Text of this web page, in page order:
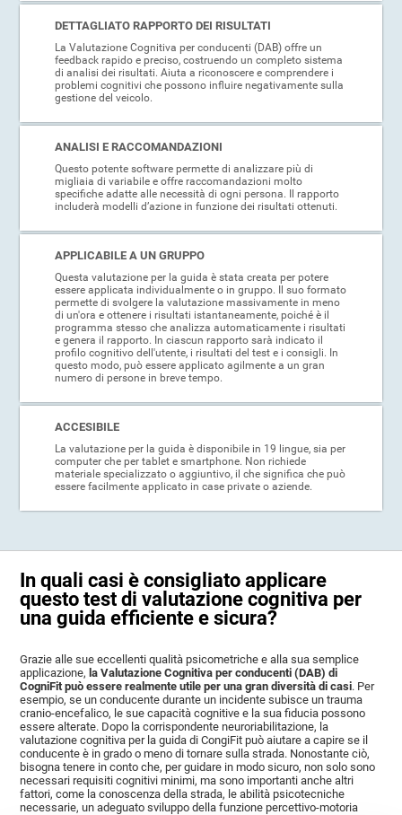
DETTAGLIATO RAPPORTO DEI RISULTATI
La Valutazione Cognitiva per conducenti (DAB) offre un
feedback rapido e preciso, costruendo un completo sistema
di analisi dei risultati. Aiuta a riconoscere e comprendere i
problemi cognitivi che possono influire negativamente sulla
gestione del veicolo.
ANALISI E RACCOMANDAZIONI
Questo potente software permette di analizzare più di
migliaia di variabile e offre raccomandazioni molto
specifiche adatte alle necessità di ogni persona. Il rapporto
includerà modelli d’azione in funzione dei risultati ottenuti.
APPLICABILE A UN GRUPPO
Questa valutazione per la guida è stata creata per potere
essere applicata individualmente o in gruppo. Il suo formato
permette di svolgere la valutazione massivamente in meno
di un'ora e ottenere i risultati istantaneamente, poiché è il
programma stesso che analizza automaticamente i risultati
e genera il rapporto. In ciascun rapporto sarà indicato il
profilo cognitivo dell'utente, i risultati del test e i consigli. In
questo modo, può essere applicato agilmente a un gran
numero di persone in breve tempo.
ACCESIBILE
La valutazione per la guida è disponibile in 19 lingue, sia per
computer che per tablet e smartphone. Non richiede
materiale specializzato o aggiuntivo, il che significa che può
essere facilmente applicato in case private o aziende.
In quali casi è consigliato applicare
questo test di valutazione cognitiva per
una guida efficiente e sicura?
Grazie alle sue eccellenti qualità psicometriche e alla sua semplice
applicazione, la Valutazione Cognitiva per conducenti (DAB) di
CogniFit può essere realmente utile per una gran diversità di casi. Per
esempio, se un conducente durante un incidente subisce un trauma
cranio-encefalico, le sue capacità cognitive e la sua fiducia possono
essere alterate. Dopo la corrispondente neuroriabilitazione, la
valutazione cognitiva per la guida di CongiFit può aiutare a capire se il
conducente è in grado o meno di tornare sulla strada. Nonostante ciò,
bisogna tenere in conto che, per guidare in modo sicuro, non solo sono
necessari requisiti cognitivi minimi, ma sono importanti anche altri
fattori, come la conoscenza della strada, le abilità psicotecniche
necessarie, un adeguato sviluppo della funzione percettivo-motoria